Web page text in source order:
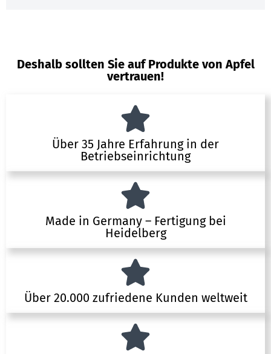
Deshalb sollten Sie auf Produkte von Apfel
vertrauen!
Über 35 Jahre Erfahrung in der
Betriebseinrichtung
Made in Germany – Fertigung bei
Heidelberg
Über 20.000 zufriedene Kunden weltweit